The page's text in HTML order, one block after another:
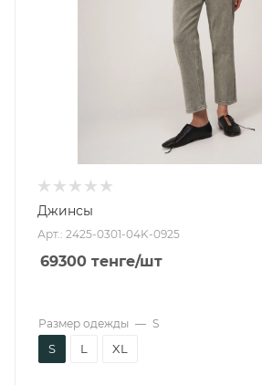
Джинсы
Арт.: 2425-0301-04K-0925
69300 тенге/шт
Размер одежды — S
S L XL